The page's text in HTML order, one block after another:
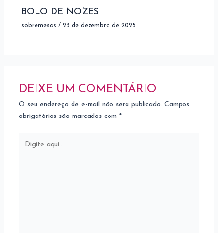
BOLO DE NOZES
sobremesas /23 de dezembro de 2025
DEIXE UM COMENTÁRIO
O seu endereço de e-mail não será publicado. Campos
obrigatórios são marcados com*
aqui...